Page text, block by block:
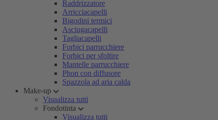
Raddrizzatore
Arricciacapelli
Bigodini termici
Asciugacapelli
Tagliacapelli
Forbici parrucchiere
Forbici per sfoltire
Mantelle parrucchiere
Phon con diffusore
Spazzola ad aria calda
Make-up
Visualizza tutti
Fondotinta
Visualizza tutti